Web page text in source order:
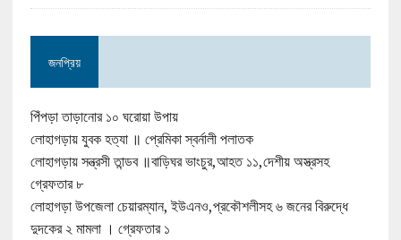
জনপ্রিয়
পিঁপড়া তাড়ানোর ১০ ঘরোয়া উপায়
লোহাগড়ায় যুবক হত্যা ॥ প্রেমিকা স্বর্নালী পলাতক
লোহাগড়ায় সন্ত্রসী তান্ডব ॥বাড়িঘর ভাংচুর,আহত ১১,দেশীয় অস্ত্রসহ
গ্রেফতার ৮
লোহাগড়া উপজেলা চেয়ারম্যান, ইউএনও,প্রকৌশলীসহ ৬ জনের বিরুদ্ধে
দুদকের ২ মামলা । গ্রেফতার ১